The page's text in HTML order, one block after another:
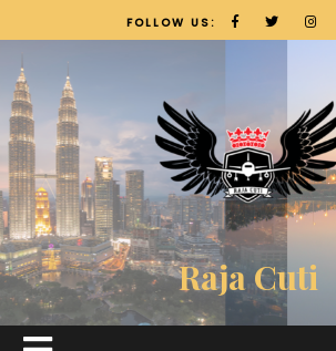
FOLLOW US:
Raja Cuti